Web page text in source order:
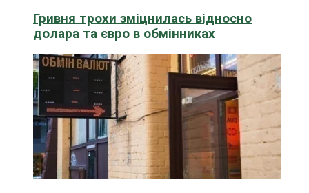
Гривня трохи зміцнилась відносно
долара та євро в обмінниках